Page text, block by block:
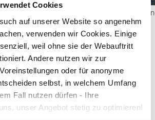
Cookies
auf unserer Website so angenehm
verwenden wir Cookies. Einige
weil ohne sie der Webauftritt
Andere nutzen wir zur
oder für anonyme
selbst, in welchem Umfang
Fall nutzen dürfen - Ihre
unser Angebot stetig zu optimieren!
Je
pañales (Spanisch/Englisch
y los tiende en el romero.
y el agua corre riendo.
venid.
ha nacido ya.
in Lateinamerika verbreitet